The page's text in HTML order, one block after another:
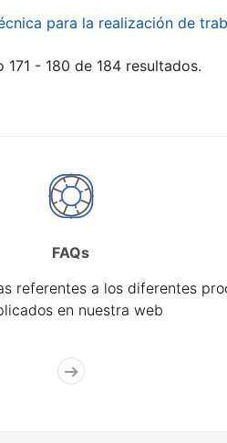
para la realización de
- 180 de 184 resultados.
FAQs
referentes a los diferentes
en nuestra web